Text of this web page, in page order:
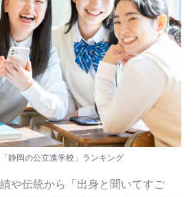
静岡の公立進学校」ランキング
や伝統から「出身と聞いてすご